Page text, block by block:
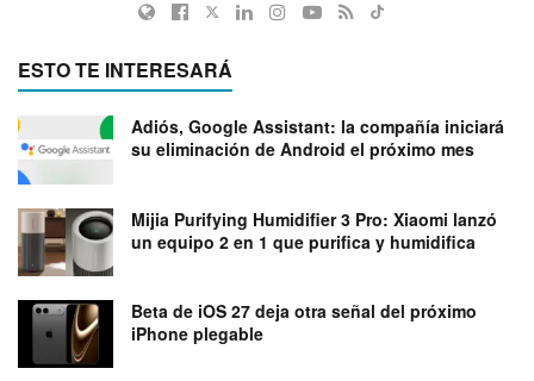
ESTO TE INTERESARÁ
Adiós, Google Assistant: la compañía iniciará
su eliminación de Android el próximo mes
Mijia Purifying Humidifier 3 Pro: Xiaomi lanzó
un equipo 2 en 1 que purifica y humidifica
Beta de iOS 27 deja otra señal del próximo
iPhone plegable